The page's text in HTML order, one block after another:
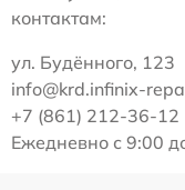
контактам:
ул. Будённого, 123
info@krd.infinix-
+7 (861) 212-36-12
Ежедневно с 9:00